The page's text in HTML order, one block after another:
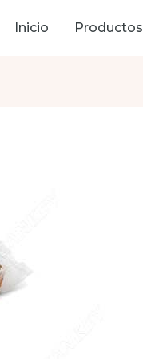
Inicio Productos